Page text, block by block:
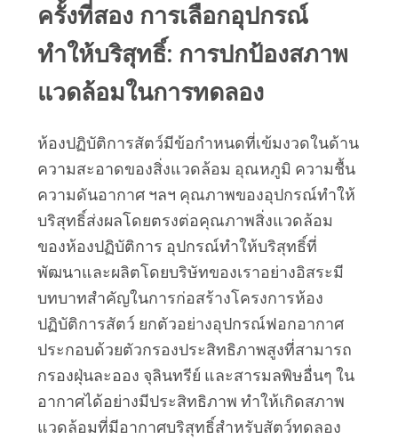
ครั้งที่สอง การเลือกอุปกรณ์
ทำให้บริสุทธิ์: การปกป้องสภาพ
แวดล้อมในการทดลอง
ห้องปฏิบัติการสัตว์มีข้อกำหนดที่เข้มงวดในด้าน
ความสะอาดของสิ่งแวดล้อม อุณหภูมิ ความชื้น
ความดันอากาศ ฯลฯ คุณภาพของอุปกรณ์ทำให้
บริสุทธิ์ส่งผลโดยตรงต่อคุณภาพสิ่งแวดล้อม
ของห้องปฏิบัติการ อุปกรณ์ทำให้บริสุทธิ์ที่
พัฒนาและผลิตโดยบริษัทของเราอย่างอิสระมี
บทบาทสำคัญในการก่อสร้างโครงการห้อง
ปฏิบัติการสัตว์ ยกตัวอย่างอุปกรณ์ฟอกอากาศ
ประกอบด้วยตัวกรองประสิทธิภาพสูงที่สามารถ
กรองฝุ่นละออง จุลินทรีย์ และสารมลพิษอื่นๆ ใน
อากาศได้อย่างมีประสิทธิภาพ ทำให้เกิดสภาพ
แวดล้อมที่มีอากาศบริสุทธิ์สำหรับสัตว์ทดลอง